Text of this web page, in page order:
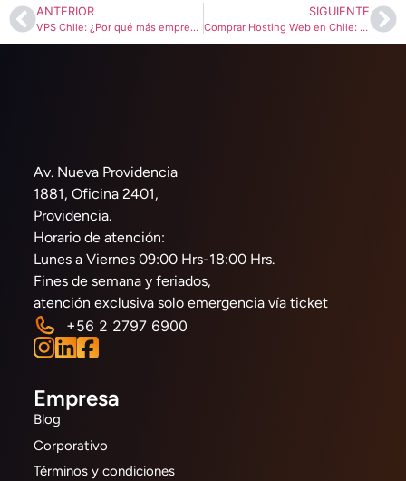
ANTERIOR
VPS Chile: ¿Por qué más empresas lo prefieren?
SIGUIENTE
Comprar Hosting Web en Chile: Todo lo que necesitas saber antes de contratar
Av. Nueva Providencia
1881, Oficina 2401,
Providencia.
Horario de atención:
Lunes a Viernes 09:00 Hrs-18:00 Hrs.
Fines de semana y feriados,
atención exclusiva solo emergencia vía ticket
+56 2 2797 6900
Empresa
Blog
Corporativo
Términos y condiciones